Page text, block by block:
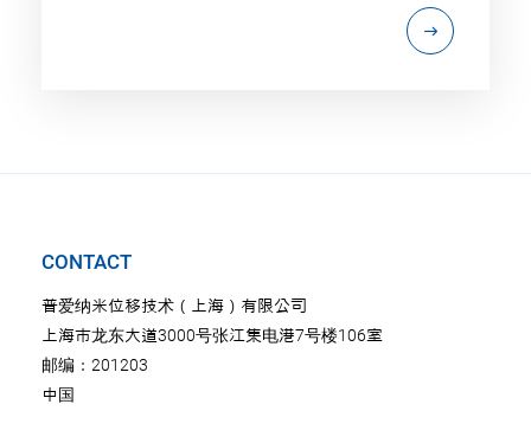
CONTACT
普爱纳米位移技术（上海）有限公司
上海市龙东大道3000号张江集电港7号楼106室
邮编：201203
中国